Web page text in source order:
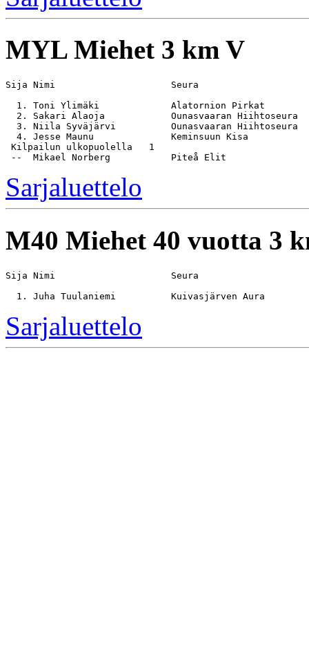
MYLMiehet 3 km V
Sija Nimi                     Seura
1. Toni Ylimäki             Alatornion Pirkat
2. Sakari Alaoja            Ounasvaaran Hiihtoseura
3. Niila Syväjärvi          Ounasvaaran Hiihtoseura
4. Jesse Maunu              Keminsuun Kisa
Kilpailun ulkopuolella   1
Sarjaluettelo
M40 Miehet 40 vuotta 3
Sija Nimi                     Seura
Sarjaluettelo